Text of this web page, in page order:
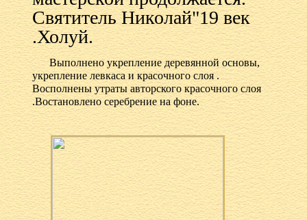
Святитель Николай"19 век
.Холуй.
Выполнено укрепление деревянной основы,
укрепление левкаса и красочного слоя .
Восполнены утраты авторского красочного слоя
.Востановлено серебрение на фоне.